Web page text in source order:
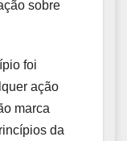
sobre
foi
ação
marca
da